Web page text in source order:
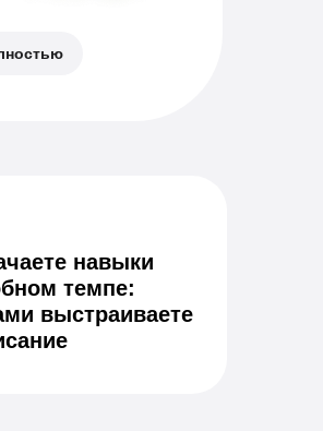
навыки
темпе:
выстраиваете